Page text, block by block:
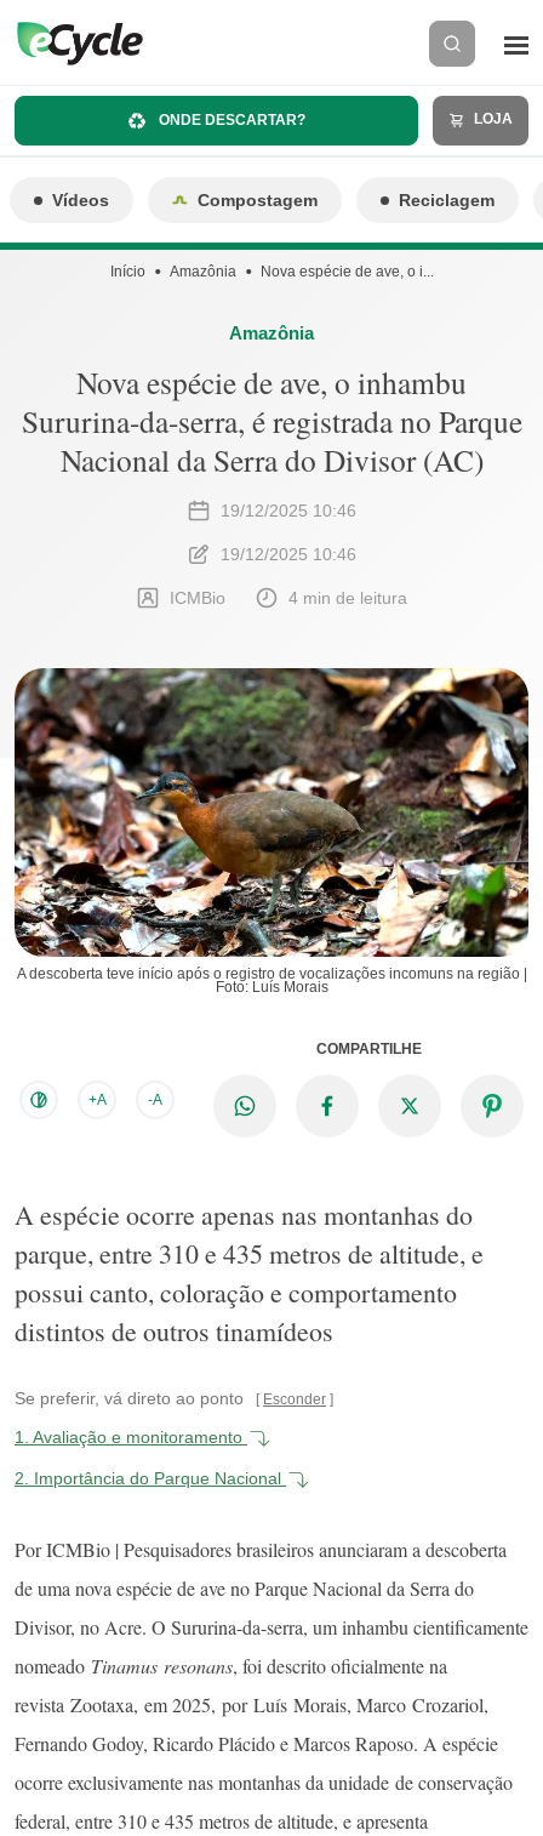
ONDE DESCARTAR? LOJA
Vídeos Compostagem Reciclagem
Início Amazônia Nova espécie de ave, o i...
Amazônia
Nova espécie de ave, o inhambu
Sururina-da-serra, é registrada no Parque
Nacional da Serra do Divisor (AC)
19/12/2025 10:46
19/12/2025 10:46
ICMBio 4 min de leitura
A descoberta teve início após o registro de vocalizações incomuns na região |
Foto: Luís Morais
+A -A
COMPARTILHE
A espécie ocorre apenas nas montanhas do
parque, entre 310 e 435 metros de altitude, e
possui canto, coloração e comportamento
distintos de outros tinamídeos
Se preferir, vá direto ao ponto Esconder
1. Avaliação e monitoramento
2. Importância do Parque Nacional
Por ICMBio | Pesquisadores brasileiros anunciaram a descoberta
de uma nova espécie de ave no Parque Nacional da Serra do
Divisor, no Acre. O Sururina-da-serra, um inhambu cientificamente
nomeado Tinamus resonans, foi descrito oficialmente na
revista Zootaxa, em 2025, por Luís Morais, Marco Crozariol,
Fernando Godoy, Ricardo Plácido e Marcos Raposo. A espécie
ocorre exclusivamente nas montanhas da unidade de conservação
federal, entre 310 e 435 metros de altitude, e apresenta